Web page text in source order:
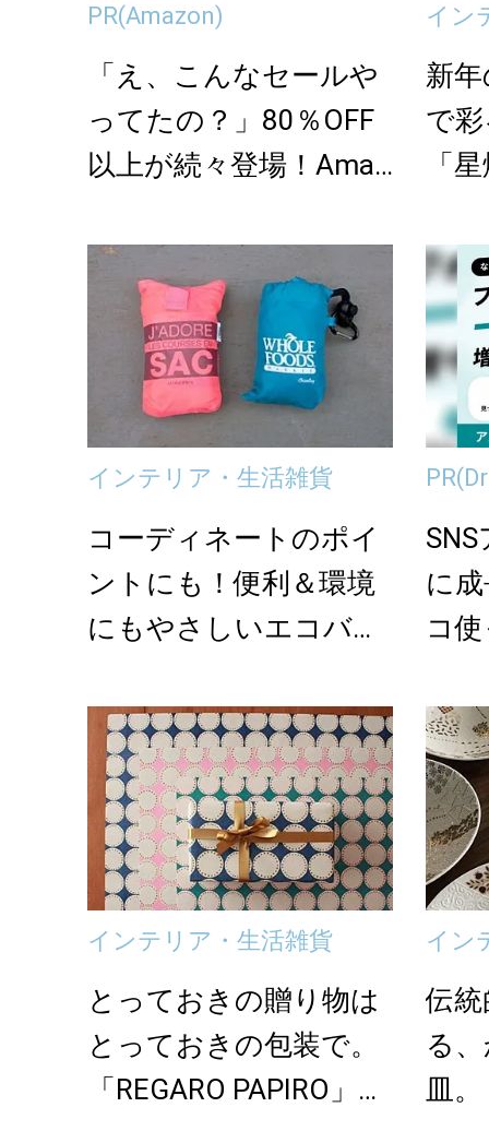
PR(Amazon)
「え、こんなセールや
ってたの？」80％OFF
以上が続々登場！Amaz
イン
新
で
「
インテリア・生活雑貨
コーディネートのポイ
ントにも！便利＆環境
にもやさしいエコバッ
PR
に
コ
インテリア・生活雑貨
とっておきの贈り物は
とっておきの包装で。
「REGARO PAPIRO」の
イン
伝
る
皿